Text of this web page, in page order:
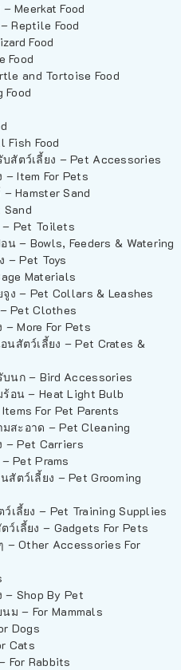
Meerkat Food
Reptile Food
Food
Food
and Tortoise Food
Food
Fish Food
ตว์เลี้ยง – Pet Accessories
– Item For Pets
Hamster Sand
– Pet Toilets
น – Bowls, Feeders & Watering
– Pet Toys
Materials
ง – Pet Collars & Leashes
Pet Clothes
More For Pets
สัตว์เลี้ยง – Pet Crates &
นก – Bird Accessories
อน – Heat Light Bulb
For Pet Parents
สะอาด – Pet Cleaning
– Pet Carriers
Pet Prams
ตว์เลี้ยง – Pet Grooming
เลี้ยง – Pet Training Supplies
ว์เลี้ยง – Gadgets For Pets
– Other Accessories For
– Shop By Pet
ม – For Mammals
Dogs
Cats
For Rabbits